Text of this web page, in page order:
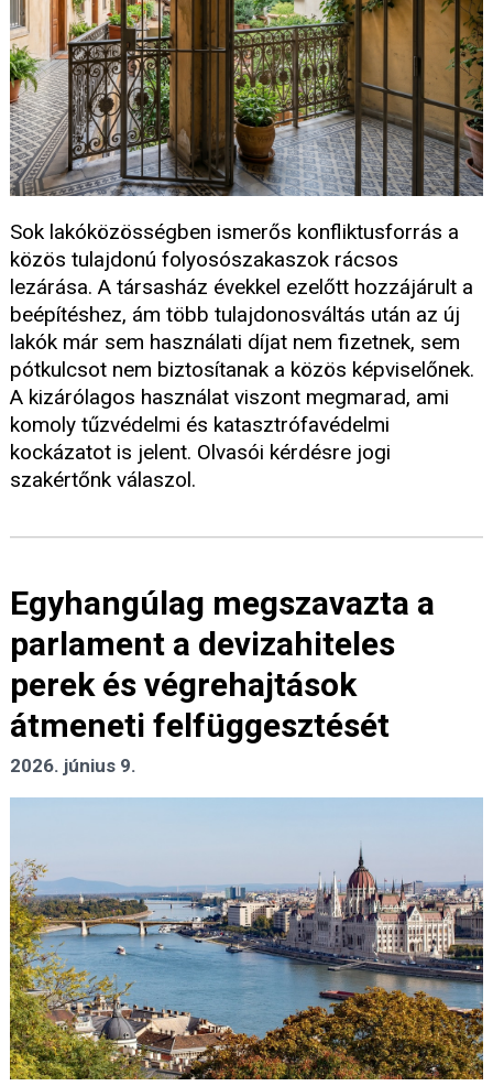
Sok lakóközösségben ismerős konfliktusforrás a
közös tulajdonú folyosószakaszok rácsos
lezárása. A társasház évekkel ezelőtt hozzájárult a
beépítéshez, ám több tulajdonosváltás után az új
lakók már sem használati díjat nem fizetnek, sem
pótkulcsot nem biztosítanak a közös képviselőnek.
A kizárólagos használat viszont megmarad, ami
komoly tűzvédelmi és katasztrófavédelmi
kockázatot is jelent. Olvasói kérdésre jogi
szakértőnk válaszol.
Egyhangúlag megszavazta a
parlament a devizahiteles
perek és végrehajtások
átmeneti felfüggesztését
2026. június 9.